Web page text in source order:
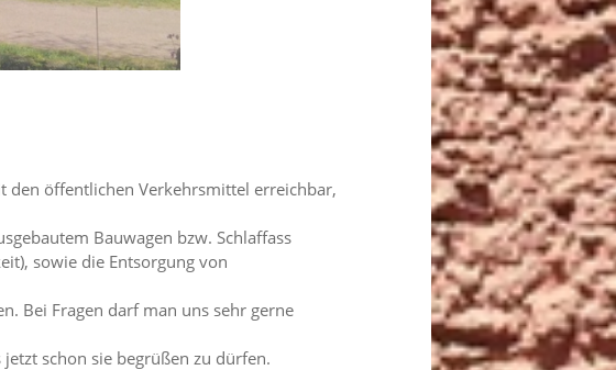
öffentlichen Verkehrsmittel erreichbar,
Bauwagen bzw. Schlaffass
sowie die Entsorgung von
Bei Fragen darf man uns sehr gerne
schon sie begrüßen zu dürfen.